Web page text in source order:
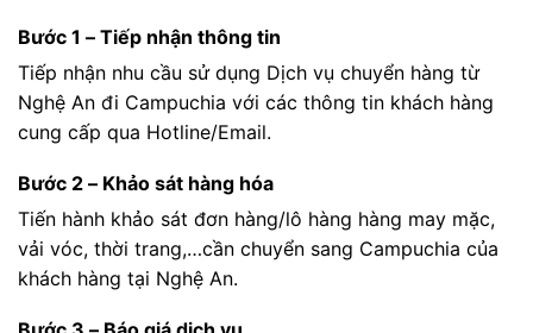
Bước 1 – Tiếp nhận thông tin
Tiếp nhận nhu cầu sử dụng Dịch vụ chuyển hàng từ
Nghệ An đi Campuchia với các thông tin khách hàng
cung cấp qua Hotline/Email.
Bước 2 – Khảo sát hàng hóa
Tiến hành khảo sát đơn hàng/lô hàng hàng may mặc,
vải vóc, thời trang,…cần chuyển sang Campuchia của
khách hàng tại Nghệ An.